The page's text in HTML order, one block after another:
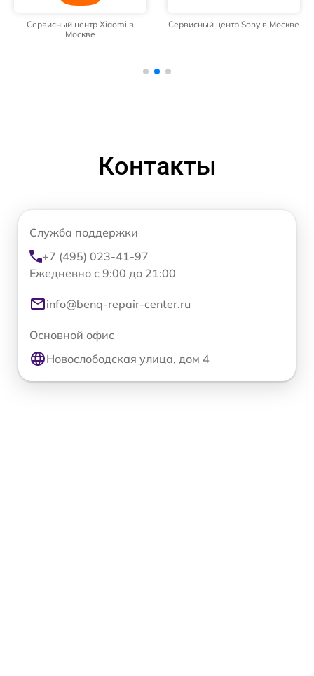
Сервисный центр Xiaomi в
Москве
Сервисный центр Sony в Москве
Контакты
Служба поддержки
+7 (495) 023-41-97
Ежедневно с 9:00 до 21:00
info@benq-repair-center.ru
Основной офис
Новослободская улица, дом 4